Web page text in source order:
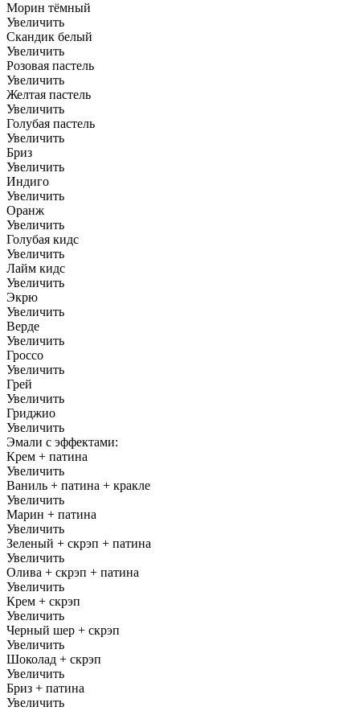
Морин тёмный
Увеличить
Скандик белый
Увеличить
Розовая пастель
Увеличить
Желтая пастель
Увеличить
Голубая пастель
Увеличить
Бриз
Увеличить
Индиго
Увеличить
Оранж
Увеличить
Голубая кидс
Увеличить
Лайм кидс
Увеличить
Экрю
Увеличить
Верде
Увеличить
Гроссо
Увеличить
Грей
Увеличить
Гриджио
Увеличить
Эмали с эффектами:
Крем + патина
Увеличить
Ваниль + патина + кракле
Увеличить
Марин + патина
Увеличить
Зеленый + скрэп + патина
Увеличить
Олива + скрэп + патина
Увеличить
Крем + скрэп
Увеличить
Черный шер + скрэп
Увеличить
Шоколад + скрэп
Увеличить
Бриз + патина
Увеличить